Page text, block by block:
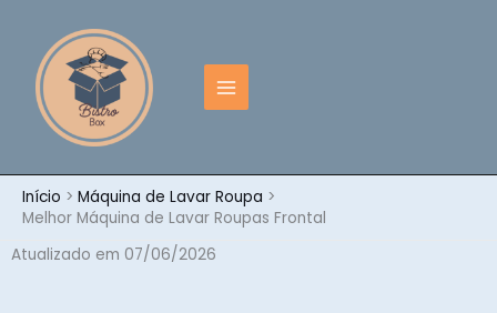
conteúdo
Início
Máquina de Lavar Roupa
Melhor Máquina de Lavar Roupas Frontal
Atualizado em 07/06/2026